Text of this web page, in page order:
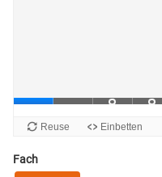
Fach